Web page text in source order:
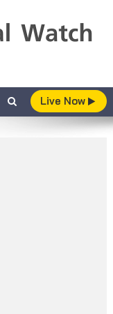
Live Now